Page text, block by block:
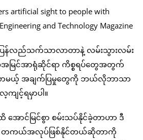
ြန်လည်သက်သာလာတာနဲ့ လမ်းသွားလမ်း
အမြင်အာရုံဆိုင်ရာ ကိစ္စရပ်တွေအတွက်
ာမယ့် အချက်ပြမှုတွေကို ဘယ်လိုဘာသာ
ျင့်ရမှာပါ။
ာင်မြင်စွာ စမ်းသပ်နိုင်ခဲ့တာဟာ ဒီ
ကယ်အလုပ်ဖြစ်နိုင်တယ်ဆိုတာကို